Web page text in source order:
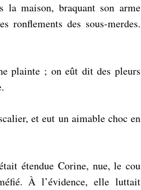
la maison, braquant son arme
ronflements des sous-merdes.
plainte ; on eût dit des pleurs
et eut un aimable choc en
étendue Corine, nue, le cou
À l’évidence, elle luttait